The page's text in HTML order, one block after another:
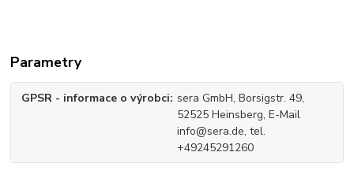
Parametry
GPSR - informace o výrobci sera GmbH, Borsigstr. 49,
52525 Heinsberg, E-Mail
info@sera.de, tel.
+49245291260